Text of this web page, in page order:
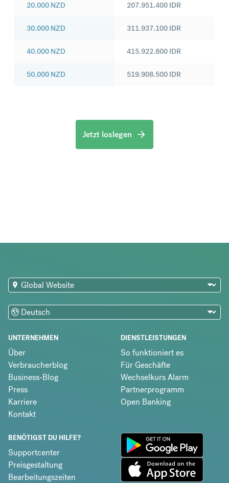
20.000 NZD
30.000 NZD
40.000 NZD
50.000 NZD
207.951.400 IDR
311.937.100 IDR
415.922.800 IDR
519.908.500 IDR
Jetzt loslegen
UNTERNEHMEN
Über
Verbraucherblog
Business-Blog
Press
Karriere
Kontakt
DIENSTLEISTUNGEN
So funktioniert es
Für Geschäfte
Wechselkurs Alarm
Partnerprogramm
Open Banking
BENÖTIGST DU HILFE?
Supportcenter
Preisgestaltung
Bearbeitungszeiten